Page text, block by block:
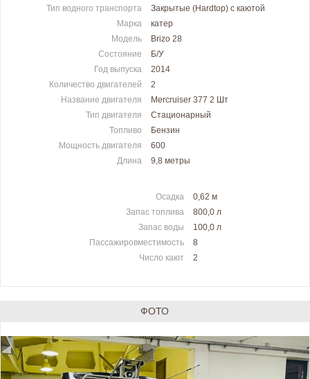
Тип водного транспорта
Закрытые (Hardtop) с каютой
Марка
катер
Модель
Brizo 28
Состояние
Б/У
Год выпуска
2014
Количество двигателей
2
Название двигателя
Mercruiser 377 2 Шт
Тип двигателя
Стационарный
Топливо
Бензин
Мощность двигателя
600
Длина
9,8 метры
Осадка
0,62 м
Запас топлива
800,0 л
Запас воды
100,0 л
Пассажировместимость
8
Число кают
2
ФОТО